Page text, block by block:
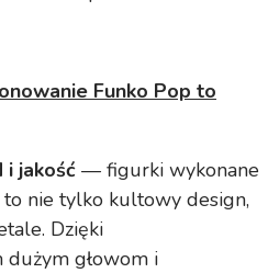
Funko Pop to
jakość— figurki wykonane
nie tylko kultowy design,
Dzięki
dużym głowom i